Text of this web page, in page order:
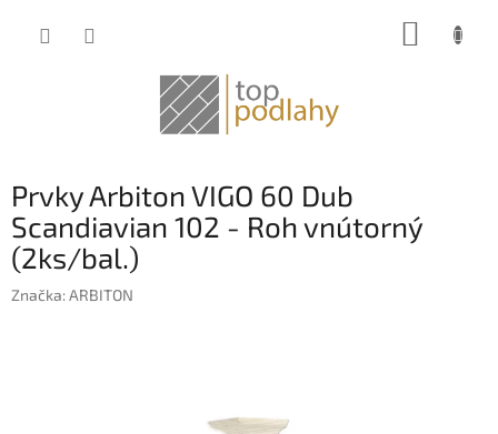
Prvky Arbiton VIGO 60 Dub
Scandiavian 102 - Roh vnútorný
(2ks/bal.)
Značka:ARBITON